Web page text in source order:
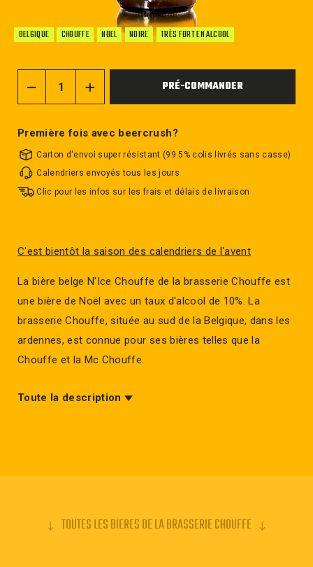
BELGIQUE CHOUFFE NOEL NOIRE TRÈS FORT EN ALCOOL
PRÉ-COMMANDER
Première fois avec beercrush?
Carton d'envoi super résistant (99.5% colis livrés sans casse)
Calendriers envoyés tous les jours
Clic pour les infos sur les frais et délais de livraison
C'est bientôt la saison des calendriers de l'avent
La bière belge N'Ice Chouffe de la brasserie Chouffe est
une bière de Noël avec un taux d'alcool de 10%. La
brasserie Chouffe, située au sud de la Belgique, dans les
ardennes, est connue pour ses bières telles que la
Chouffe et la Mc Chouffe.
Toute la description
TOUTES LES BIERES DE LA BRASSERIE CHOUFFE